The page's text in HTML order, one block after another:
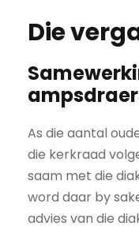
Die
As die aantal
die kerkraad
saam met die
word daar by
advies van die